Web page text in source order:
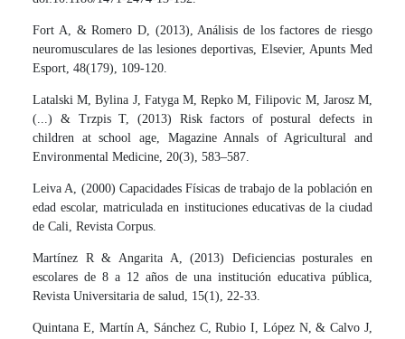
Fort A, & Romero D, (2013), Análisis de los factores de riesgo
neuromusculares de las lesiones deportivas, Elsevier, Apunts Med
Esport, 48(179), 109-120.
Latalski M, Bylina J, Fatyga M, Repko M, Filipovic M, Jarosz M,
(...) & Trzpis T, (2013) Risk factors of postural defects in
children at school age, Magazine Annals of Agricultural and
Environmental Medicine, 20(3), 583–587.
Leiva A, (2000) Capacidades Físicas de trabajo de la población en
edad escolar, matriculada en instituciones educativas de la ciudad
de Cali, Revista Corpus.
Martínez R & Angarita A, (2013) Deficiencias posturales en
escolares de 8 a 12 años de una institución educativa pública,
Revista Universitaria de salud, 15(1), 22-33.
Quintana E, Martín A, Sánchez C, Rubio I, López N, & Calvo J,